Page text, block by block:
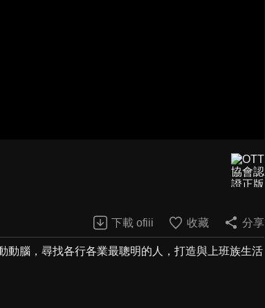
下載 ofiii 收藏 分享
動腦，尋找各行各業最聰明的人，打造與上班族生活